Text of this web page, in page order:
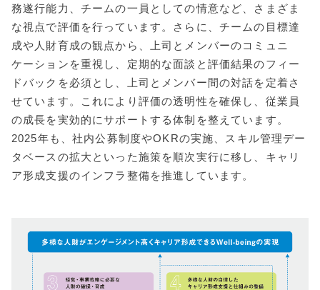
務遂行能力、チームの一員としての情意など、さまざま
な視点で評価を行っています。さらに、チームの目標達
成や人財育成の観点から、上司とメンバーのコミュニ
ケーションを重視し、定期的な面談と評価結果のフィー
ドバックを必須とし、上司とメンバー間の対話を定着さ
せています。これにより評価の透明性を確保し、従業員
の成長を実効的にサポートする体制を整えています。
2025年も、社内公募制度やOKRの実施、スキル管理デー
タベースの拡大といった施策を順次実行に移し、キャリ
ア形成支援のインフラ整備を推進しています。